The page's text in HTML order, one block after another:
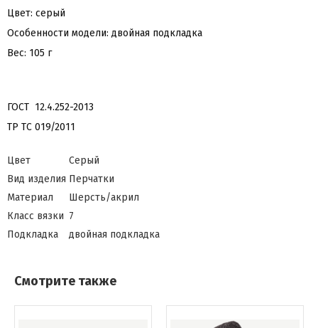
Цвет: серый
Особенности модели: двойная подкладка
Вес: 105 г
ГОСТ 12.4.252-2013
ТР ТС 019/2011
Цвет
Серый
Вид изделия Перчатки
Материал
Шерсть/акрил
Класс вязки 7
Подкладка
двойная подкладка
Смотрите также